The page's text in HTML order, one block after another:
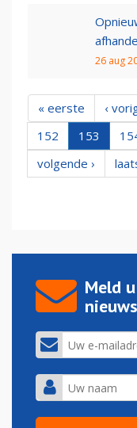
26 aug
« eerste ‹
152
153
volgende ›
Meld